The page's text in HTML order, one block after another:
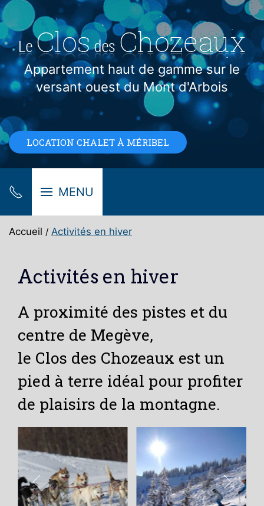
Appartement haut de gamme sur le
versant ouest du Mont d'Arbois
LOCATION CHALET À MÉRIBEL
MENU
Accueil Activités en hiver
Activités en hiver
A proximité des pistes et du
centre de Megève,
le Clos des Chozeaux est un
pied à terre idéal pour profiter
de plaisirs de la montagne.